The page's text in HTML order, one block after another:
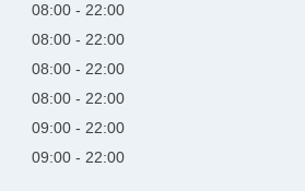
08:00
22:00
08:00
22:00
08:00
22:00
08:00
22:00
09:00
22:00
09:00 22:00